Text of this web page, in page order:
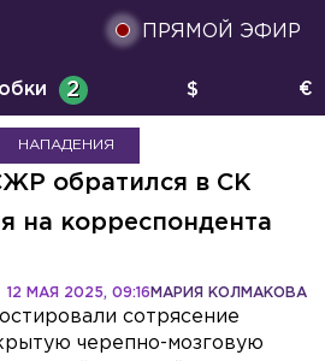
ПРЯМОЙ ЭФИР
2 $ €
НАПАДЕНИЯ
обратился в СК
на корреспондента
МАРИЯ КОЛМАКОВА
12 МАЯ 2025, 09:16
сотрясение
черепно-мозговую